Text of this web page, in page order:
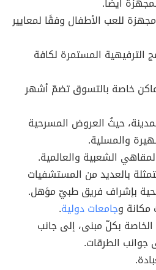
للعب الأطفال وفقًا لمعايير
الترفيهية المستمرة لكافة
خاصة بالتسوق تضمّ أشهر
حيثُ العروض المسرحية
والمسلية.
الشعبية والعالمية.
بالعديد من المستشفيات
بإشراف فريق طبيّ مؤهل.
مكانة وجامعات دولية.
بكلّ مبنى، إلى جانب
جوانب الطرقات.